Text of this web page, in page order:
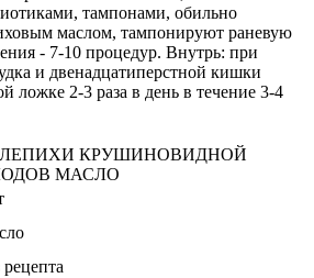
тампонами, обильно
маслом, тампонируют раневую
- 7-10 процедур. Внутрь: при
и двенадцатиперстной кишки
ложке 2-3 раза в день в течение 3-4
КРУШИНОВИДНОЙ
МАСЛО
рецепта